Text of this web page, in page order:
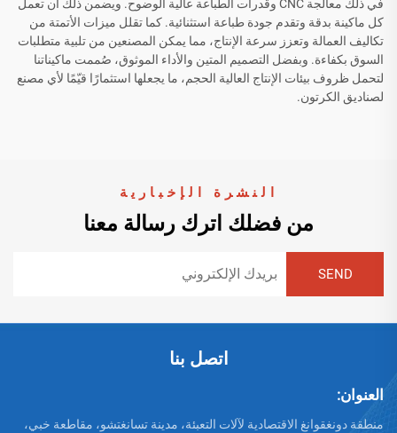
في ذلك معالجة CNC وقدرات الطباعة عالية الوضوح. ويضمن ذلك أن تعمل
كل ماكينة بدقة وتقدم جودة طباعة استثنائية. كما تقلل ميزات الأتمتة من
تكاليف العمالة وتعزز سرعة الإنتاج، مما يمكن المصنعين من تلبية متطلبات
السوق بكفاءة. وبفضل التصميم المتين والأداء الموثوق، صُممت ماكيناتنا
لتحمل ظروف بيئات الإنتاج العالية الحجم، ما يجعلها استثمارًا قيّمًا لأي مصنع
لصناديق الكرتون.
النشرة الإخبارية
من فضلك اترك رسالة معنا
اتصل بنا
العنوان:
منطقة دونغقوانغ الاقتصادية لآلات التعبئة، مدينة تسانغتشو، مقاطعة خبي،